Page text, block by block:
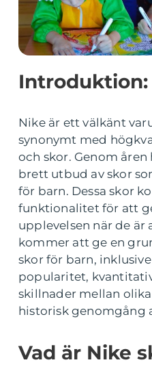
Introduktion:
Nike är ett välkänt
synonymt med
och skor. Genom
brett utbud av skor
för barn. Dessa skor
funktionalitet för att
upplevelsen när de är
kommer att ge en
skor för barn,
popularitet,
skillnader mellan
historisk genomgång
Vad är Nike